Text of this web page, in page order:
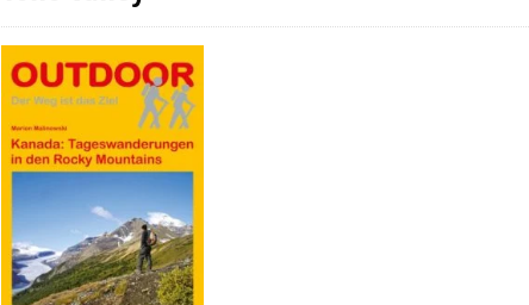
Zu
Wunschliste
hinzufügen